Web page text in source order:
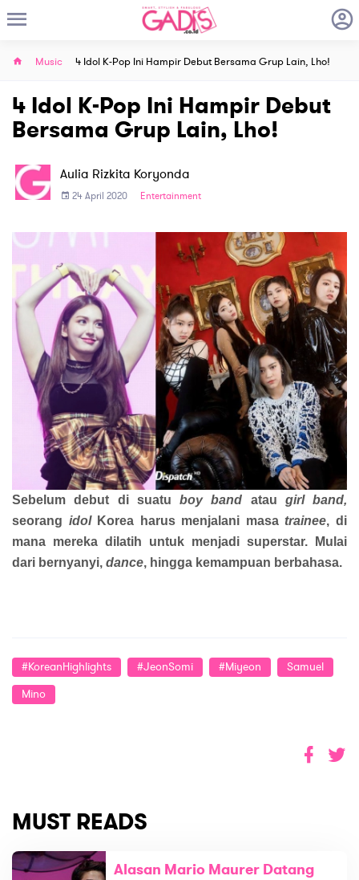
Music 4 Idol K-Pop Ini Hampir Debut Bersama Grup Lain, Lho!
4 Idol K-Pop Ini Hampir Debut
Bersama Grup Lain, Lho!
Aulia Rizkita Koryonda
24 April 2020 Entertainment
Sebelum debut di suatu boy band atau girl band,
seorang idol Korea harus menjalani masa trainee, di
mana mereka dilatih untuk menjadi superstar. Mulai
dari bernyanyi, dance, hingga kemampuan berbahasa.
#KoreanHighlights #JeonSomi #Miyeon
Samuel
Mino
MUST READS
Alasan Mario Maurer Datang